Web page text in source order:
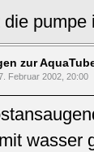
zur
Februar 2002, 20:00
wasser